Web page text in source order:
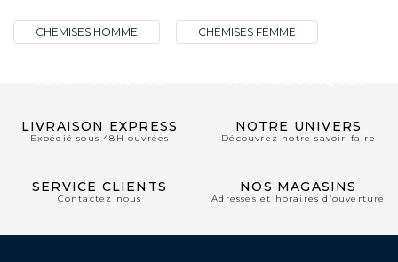
CHEMISES HOMME CHEMISES FEMME
LIVRAISON EXPRESS
Expédié sous 48H ouvrées
NOTRE UNIVERS
Découvrez notre savoir-faire
SERVICE CLIENTS
Contactez nous
NOS MAGASINS
Adresses et horaires d’ouverture